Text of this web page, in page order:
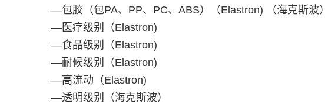
—包胶（包PA、 PP、 PC、 ABS）（Elastron)
（海克斯波）
—医疗级别（Elastron)
—食品级别（Elastron)
—耐候级别（Elastron)
—高流动（Elastron)
—透明级别（海克斯波）